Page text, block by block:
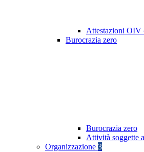
Attestazioni OIV
Burocrazia zero
Burocrazia zero
Attività soggette
Organizzazione 3